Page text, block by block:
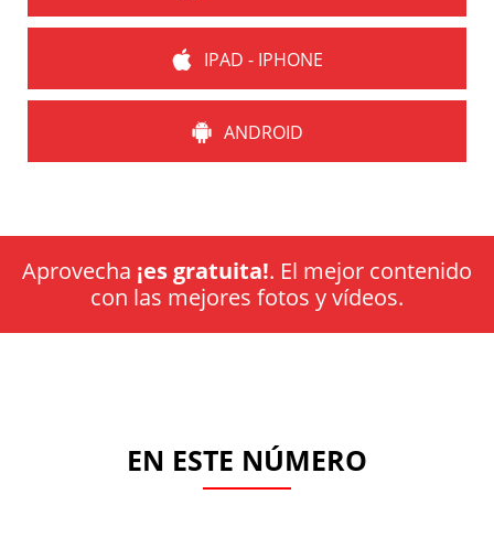
IPAD - IPHONE
ANDROID
Aprovecha ¡es gratuita!. El mejor contenido
con las mejores fotos y vídeos.
EN ESTE NÚMERO